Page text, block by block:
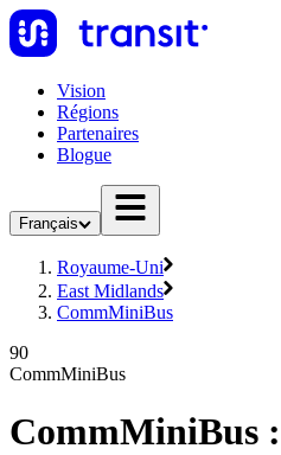
Vision
Régions
Partenaires
Blogue
Français
Royaume-Uni
East Midlands
CommMiniBus
90
CommMiniBus
CommMiniBus